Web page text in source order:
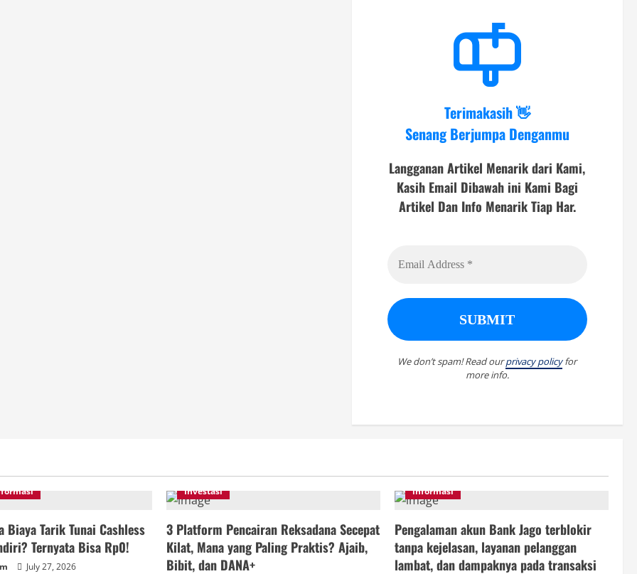
Terimakasih 👋
Senang Berjumpa Denganmu
Langganan Artikel Menarik dari Kami,
Kasih Email Dibawah ini Kami Bagi
Artikel Dan Info Menarik Tiap Har.
We don’t spam! Read ourprivacy policyfor
more info.
Biaya Tarik Tunai Cashless
Ternyata Bisa Rp0!
July 27, 2026
Investasi
3 Platform Pencairan Reksadana Secepat
Kilat, Mana yang Paling Praktis? Ajaib,
Bibit, dan DANA+
informasi
Pengalaman akun Bank Jago terblokir
tanpa kejelasan, layanan pelanggan
lambat, dan dampaknya pada transaksi